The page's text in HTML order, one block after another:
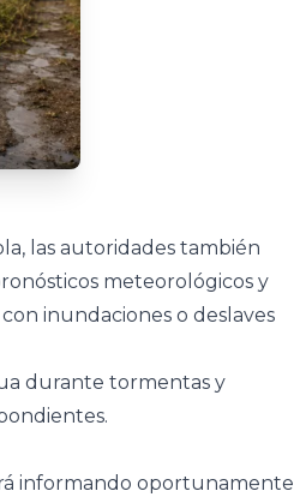
las autoridades también
meteorológicos y
inundaciones o deslaves
durante tormentas y
informando oportunamente